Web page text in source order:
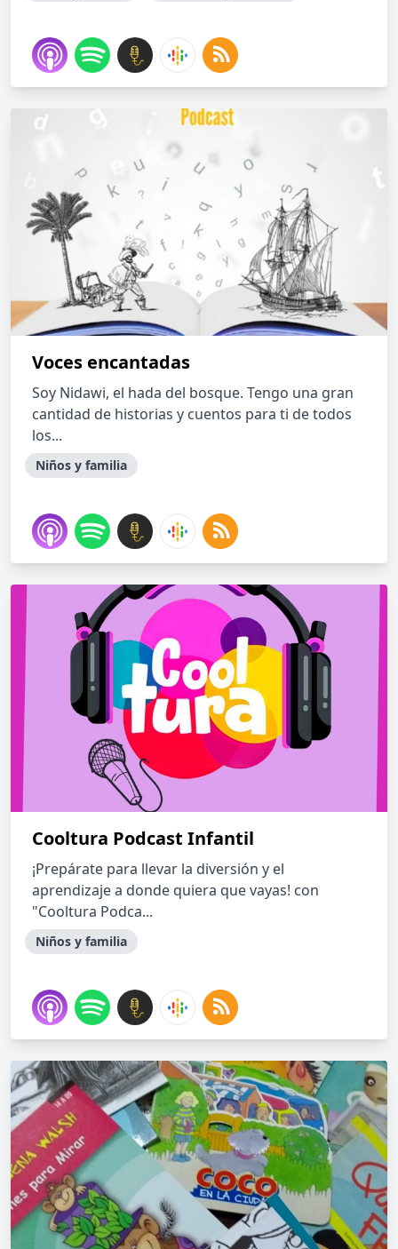
Voces encantadas
Soy Nidawi, el hada del bosque. Tengo una gran
cantidad de historias y cuentos para ti de todos
los...
Niños y familia
Cooltura Podcast Infantil
¡Prepárate para llevar la diversión y el
aprendizaje a donde quiera que vayas! con
"Cooltura Podca...
Niños y familia